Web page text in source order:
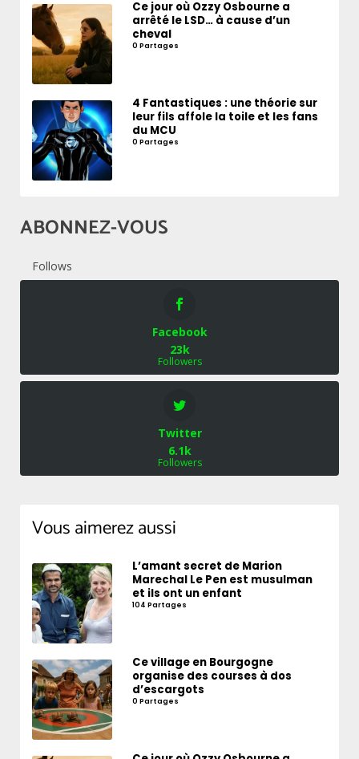
Ce jour où Ozzy Osbourne a
arrêté le LSD… à cause d’un
cheval
0 Partages
4 Fantastiques : une théorie sur
leur fils affole la toile et les fans
du MCU
0 Partages
ABONNEZ-VOUS
Follows
Facebook
23k
Followers
Twitter
6.1k
Followers
Vous aimerez aussi
L’amant secret de Marion
Marechal Le Pen est musulman
et ils ont un enfant
104 Partages
Ce village en Bourgogne
organise des courses à dos
d’escargots
0 Partages